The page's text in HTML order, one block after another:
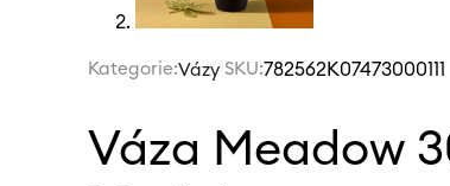
Kategorie:Vázy SKU:782562K07473000111
Váza Meadow